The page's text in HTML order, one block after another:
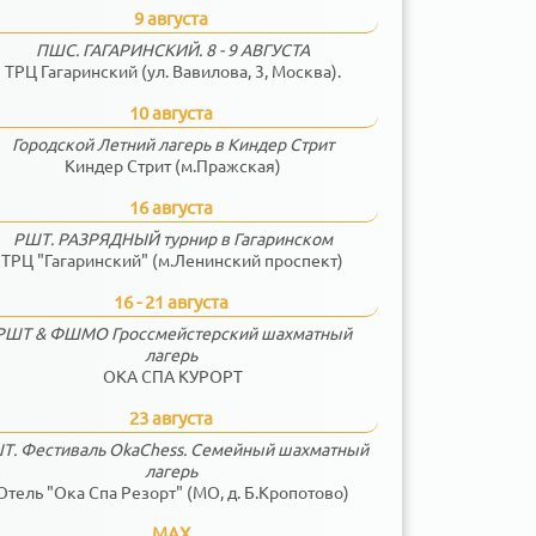
9 августа
ПШС. ГАГАРИНСКИЙ. 8 - 9 АВГУСТА
ТРЦ Гагаринский (ул. Вавилова, 3, Москва).
10 августа
Городской Летний лагерь в Киндер Стрит
Киндер Стрит (м.Пражская)
16 августа
РШТ. РАЗРЯДНЫЙ турнир в Гагаринском
ТРЦ "Гагаринский" (м.Ленинский проспект)
16 - 21 августа
& ФШМО Гроссмейстерский шахматный
лагерь
ОКА СПА КУРОРТ
23 августа
Фестиваль OkaChess. Семейный шахматный
лагерь
"Ока Спа Резорт" (МО, д. Б.Кропотово)